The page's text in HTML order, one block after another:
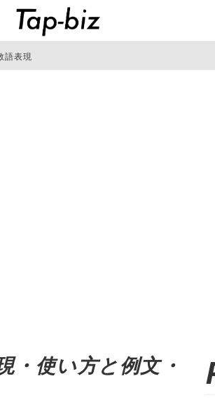
語表現
・使い方と例文・